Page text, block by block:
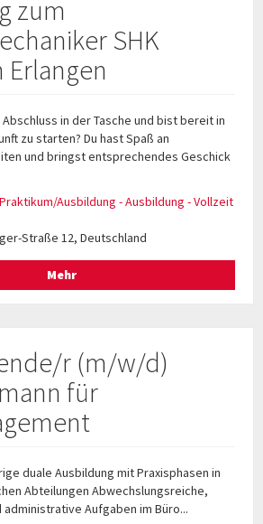
zum
SHK
in der Tasche und bist bereit in
zu starten? Du hast Spaß an
und bringst entsprechendes Geschick
Ausbildung - Ausbildung - Vollzeit
Straße 12, Deutschland
Mehr
r (m/w/d)
für
duale Ausbildung mit Praxisphasen in
Abteilungen Abwechslungsreiche,
Aufgaben im Büro...